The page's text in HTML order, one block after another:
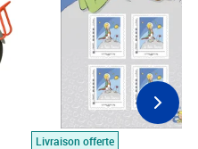
Livraison offerte